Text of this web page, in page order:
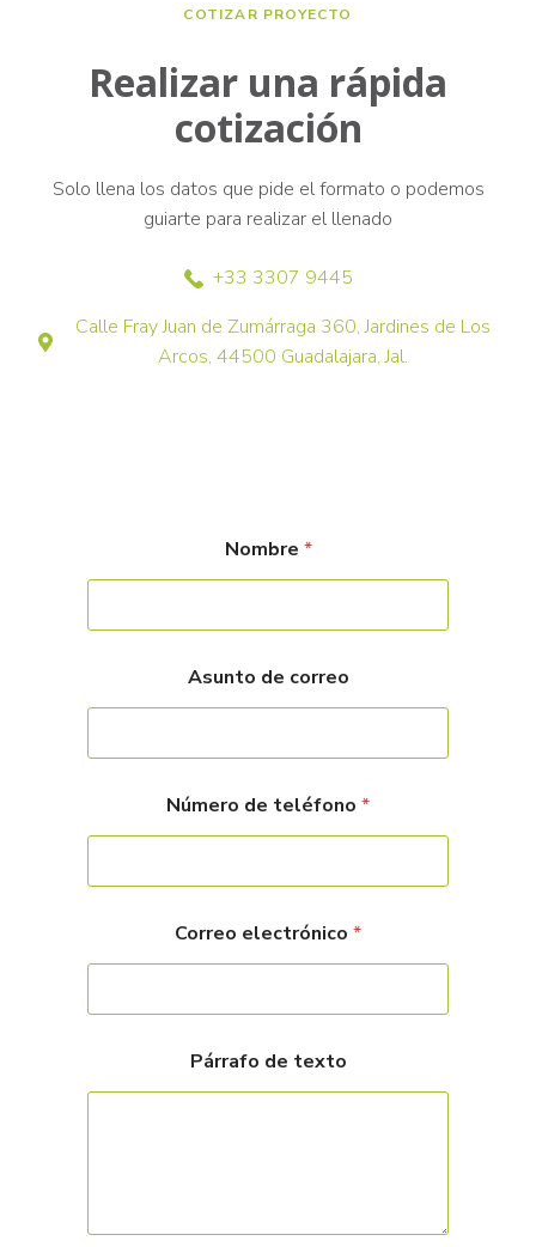
COTIZAR PROYECTO
Realizar una rápida
cotización
Solo llena los datos que pide el formato o podemos
guiarte para realizar el llenado
+33 3307 9445
Calle Fray Juan de Zumárraga 360, Jardines de Los
Arcos, 44500 Guadalajara, Jal.
Nombre *
Asunto de correo
Número de teléfono *
Correo electrónico *
Párrafo de texto